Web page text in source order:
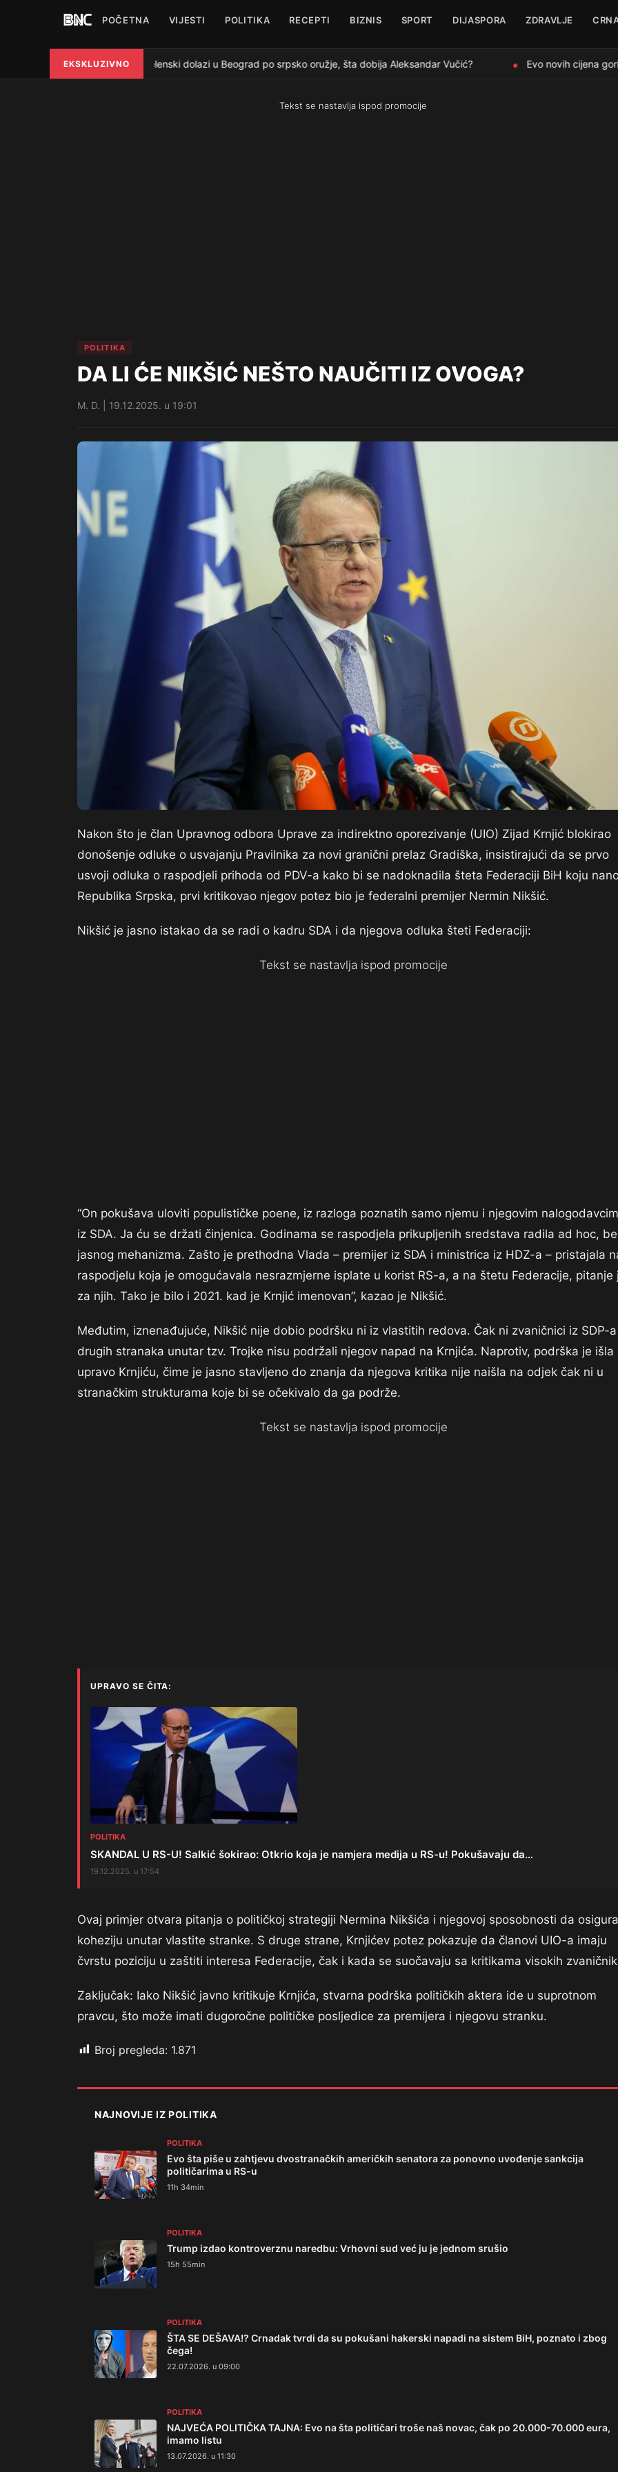
POČETNA VIJESTI POLITIKA RECEPTI BIZNIS SPORT DIJASPORA ZDRAVLJE
EKSKLUZIVNO
● Zelenski dolazi u Beograd po srpsko oružje, šta dobija Aleksandar Vučić? Evo novih cijena
Tekst se nastavlja ispod promocije
POLITIKA
DA LI ĆE NIKŠIĆ NEŠTO NAUČITI IZ OVOGA?
M. D. | 19.12.2025. u 19:01
Nakon što je član Upravnog odbora Uprave za indirektno oporezivanje (UIO) Zijad Krnjić blokirao
donošenje odluke o usvajanju Pravilnika za novi granični prelaz Gradiška, insistirajući da se prvo
usvoji odluka o raspodjeli prihoda od PDV-a kako bi se nadoknadila šteta Federaciji BiH koju
Republika Srpska, prvi kritikovao njegov potez bio je federalni premijer Nermin Nikšić.
Nikšić je jasno istakao da se radi o kadru SDA i da njegova odluka šteti Federaciji:
Tekst se nastavlja ispod promocije
“On pokušava uloviti populističke poene, iz razloga poznatih samo njemu i njegovim
iz SDA. Ja ću se držati činjenica. Godinama se raspodjela prikupljenih sredstava radila ad hoc,
jasnog mehanizma. Zašto je prethodna Vlada – premijer iz SDA i ministrica iz HDZ-a – pristajala
raspodjelu koja je omogućavala nesrazmjerne isplate u korist RS-a, a na štetu Federacije, pitanje
za njih. Tako je bilo i 2021. kad je Krnjić imenovan”, kazao je Nikšić.
Međutim, iznenađujuće, Nikšić nije dobio podršku ni iz vlastitih redova. Čak ni zvaničnici iz SDP-
drugih stranaka unutar tzv. Trojke nisu podržali njegov napad na Krnjića. Naprotiv, podrška je išla
upravo Krnjiću, čime je jasno stavljeno do znanja da njegova kritika nije naišla na odjek čak ni u
stranačkim strukturama koje bi se očekivalo da ga podrže.
Tekst se nastavlja ispod promocije
UPRAVO SE ČITA:
POLITIKA
SKANDAL U RS-U! Salkić šokirao: Otkrio koja je namjera medija u RS-u! Pokušavaju da…
19.12.2025. u 17:54
Ovaj primjer otvara pitanja o političkoj strategiji Nermina Nikšića i njegovoj sposobnosti da osigura
koheziju unutar vlastite stranke. S druge strane, Krnjićev potez pokazuje da članovi UIO-a imaju
čvrstu poziciju u zaštiti interesa Federacije, čak i kada se suočavaju sa kritikama visokih
Zaključak: Iako Nikšić javno kritikuje Krnjića, stvarna podrška političkih aktera ide u suprotnom
pravcu, što može imati dugoročne političke posljedice za premijera i njegovu stranku.
Broj pregleda: 1.871
NAJNOVIJE IZ POLITIKA
POLITIKA
Evo šta piše u zahtjevu dvostranačkih američkih senatora za ponovno uvođenje sankcija
političarima u RS-u
11h 34min
POLITIKA
Trump izdao kontroverznu naredbu: Vrhovni sud već ju je jednom srušio
15h 55min
POLITIKA
ŠTA SE DEŠAVA!? Crnadak tvrdi da su pokušani hakerski napadi na sistem BiH, poznato i zbog
čega!
22.07.2026. u 09:00
POLITIKA
NAJVEĆA POLITIČKA TAJNA: Evo na šta političari troše naš novac, čak po 20.000-70.000 eura,
imamo listu
13.07.2026. u 11:30